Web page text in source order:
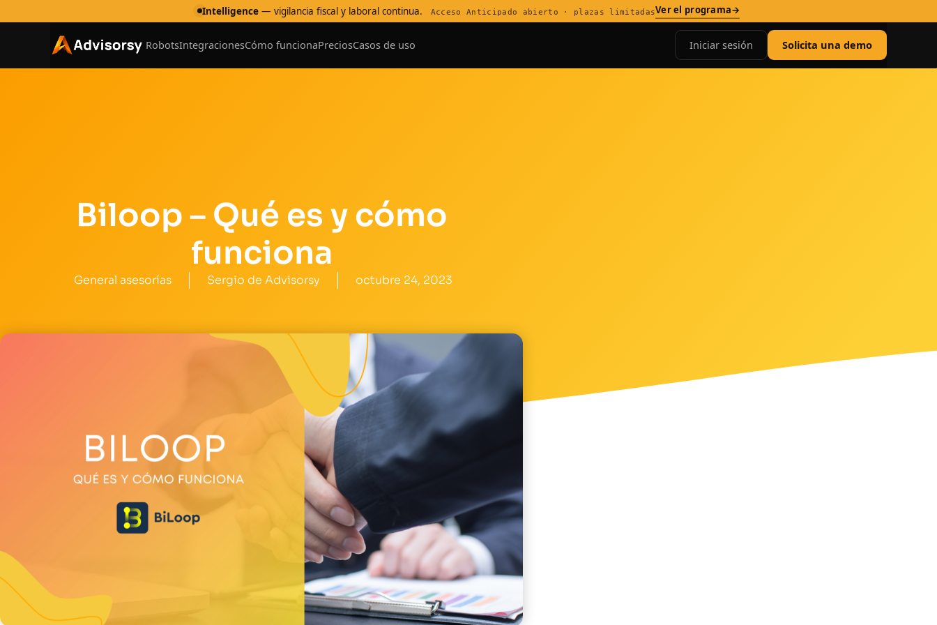
Intelligence— vigilancia fiscal y laboral continua. Acceso Anticipado abierto · plazas limitadasVer el programa→
RobotsIntegracionesCómo funcionaPreciosCasos de uso Iniciar sesión Solicita una demo
Biloop – Qué es y cómo
funciona
General asesorías Sergio de Advisorsy octubre 24, 2023